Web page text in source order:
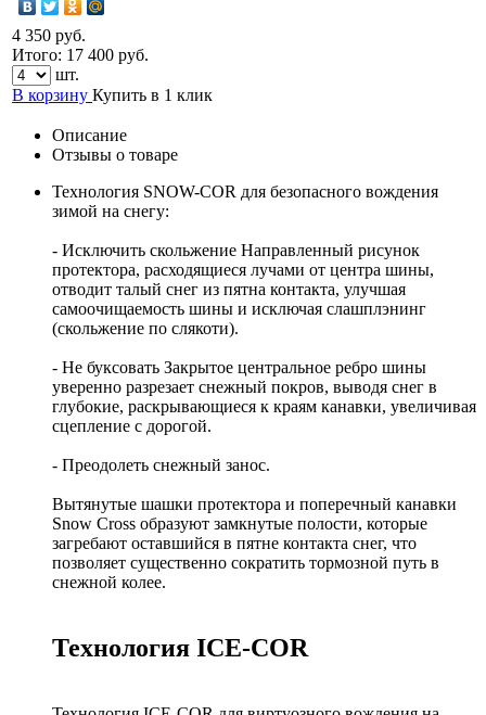
4 350 руб.
Итого: 17 400 руб.
шт.
В корзину Купить в 1 клик
Описание
Отзывы о товаре
Технология SNOW-COR для безопасного вождения
зимой на снегу:
- Исключить скольжение Направленный рисунок
протектора, расходящиеся лучами от центра шины,
отводит талый снег из пятна контакта, улучшая
самоочищаемость шины и исключая слашплэнинг
(скольжение по слякоти).
- Не буксовать Закрытое центральное ребро шины
уверенно разрезает снежный покров, выводя снег в
глубокие, раскрывающиеся к краям канавки, увеличивая
сцепление с дорогой.
- Преодолеть снежный занос.
Вытянутые шашки протектора и поперечный канавки
Snow Cross образуют замкнутые полости, которые
загребают оставшийся в пятне контакта снег, что
позволяет существенно сократить тормозной путь в
снежной колее.
Технология ICE-COR